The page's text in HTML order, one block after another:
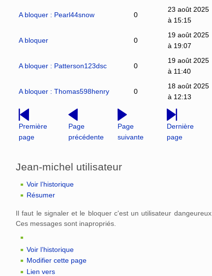
A bloquer : Pearl44snow 0
23 août 2025
à 15:15
A bloquer 0
19 août 2025
à 19:07
A bloquer : Patterson123dsc 0
19 août 2025
à 11:40
A bloquer : Thomas598henry 0
18 août 2025
à 12:13
Première
page
Page
précédente
Page
suivante
Dernière
page
Jean-michel utilisateur
Voir l’historique
Résumer
Il faut le signaler et le bloquer c'est un utilisateur dangeureux.
Ces messages sont inapropriés.
Voir l’historique
Modifier cette page
Lien vers